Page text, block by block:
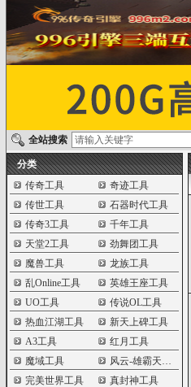
全站搜索
分类
传奇工具
奇迹工具
传世工具
石器时代工具
传奇3工具
千年工具
天堂2工具
劲舞团工具
魔兽工具
龙族工具
乱Online工具
英雄王座工具
UO工具
传说OL工具
热血江湖工具
新天上碑工具
A3工具
红月工具
魔域工具
风云-雄霸天下工具
完美世界工具
真封神工具